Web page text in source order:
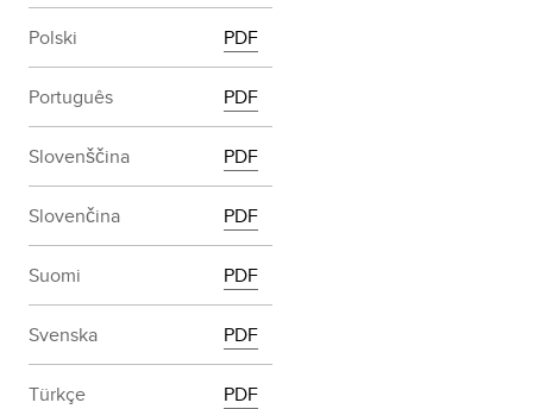
Polski PDF
Português PDF
Slovenščina PDF
Slovenčina PDF
Suomi PDF
Svenska PDF
Türkçe PDF